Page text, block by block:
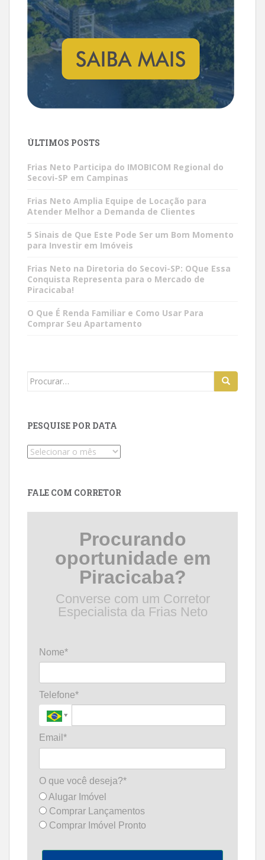
ÚLTIMOS POSTS
Frias Neto Participa do IMOBICOM Regional do
Secovi-SP em Campinas
Frias Neto Amplia Equipe de Locação para
Atender Melhor a Demanda de Clientes
5 Sinais de Que Este Pode Ser um Bom Momento
para Investir em Imóveis
Frias Neto na Diretoria do Secovi-SP: OQue Essa
Conquista Representa para o Mercado de
Piracicaba!
O Que É Renda Familiar e Como Usar Para
Comprar Seu Apartamento
Search
PESQUISE POR DATA
Pesquise
FALE COM CORRETOR
Procurando
oportunidade em
Piracicaba?
Converse com um Corretor
Especialista da Frias Neto
Nome*
Telefone*
Email*
O que você deseja?*
Alugar Imóvel
Comprar Lançamentos
Comprar Imóvel Pronto